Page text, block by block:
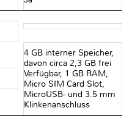
4 GB interner Speicher,
davon circa 2,3 GB frei
Verfügbar, 1 GB RAM,
Micro SIM Card Slot,
MicroUSB- und 3.5 mm
Klinkenanschluss